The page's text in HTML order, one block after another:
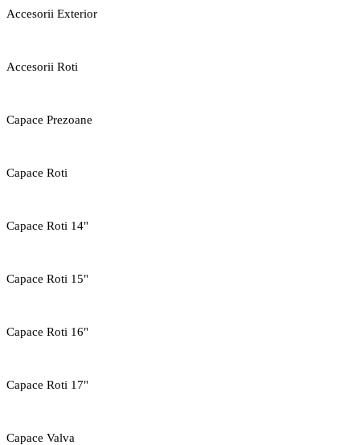
Accesorii Exterior
Accesorii Roti
Capace Prezoane
Capace Roti
Capace Roti 14"
Capace Roti 15"
Capace Roti 16"
Capace Roti 17"
Capace Valva